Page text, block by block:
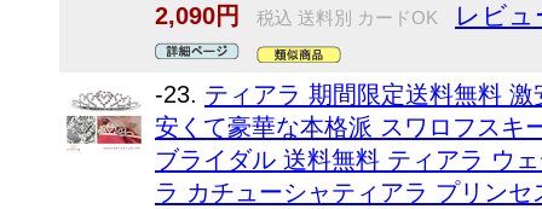
2,090円
税込 送料別 カードOK レビュ
-23. ティアラ 期間限定送料無料
安くて豪華な本格派 スワロフスキ
ブライダル 送料無料 ティアラ ウ
ラ カチューシャティアラ プリン